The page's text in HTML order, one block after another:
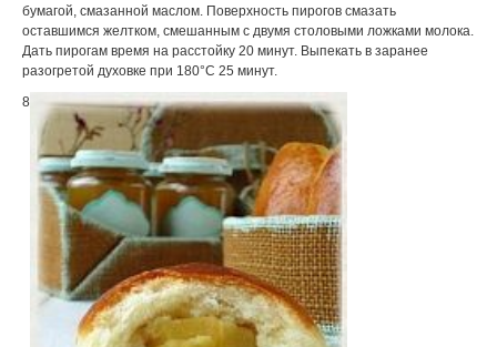
бумагой, смазанной маслом. Поверхность пирогов смазать
оставшимся желтком, смешанным с двумя столовыми ложками молока.
Дать пирогам время на расстойку 20 минут. Выпекать в заранее
разогретой духовке при 180°С 25 минут.
8